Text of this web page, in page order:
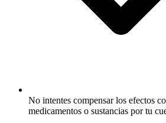
No intentes compensar los efectos
medicamentos o sustancias por tu